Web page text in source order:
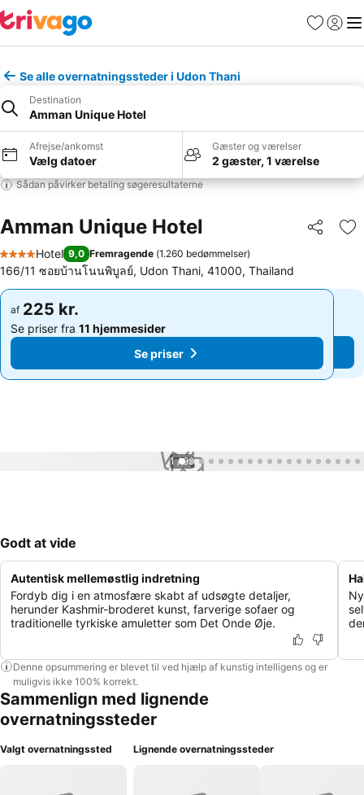
Favoritter
Log ind
Se alle overnatningssteder i Udon Thani
Destination
Amman Unique Hotel
Afrejse/ankomst
Vælg datoer
Gæster og værelser
2 gæster, 1 værelse
Sådan påvirker betaling søgeresultaterne
Amman Unique Hotel Del
4 Stjerner
Hotel 9,0 Fremragende (1.260 bedømmelser)
166/11 ซอยบ้านโนนพิบูลย์, Udon Thani, 41000, Thailand
af 225 kr.
Se priser fra 11 hjemmesider
Se priser
af 225 kr.
Se priser fra 11 hjemmesider
Se priser
1 / 99
Godt at vide
Autentisk mellemøstlig indretning
Fordyb dig i en atmosfære skabt af udsøgte detaljer,
herunder Kashmir-broderet kunst, farverige sofaer og
traditionelle tyrkiske amuletter som Det Onde Øje.
Denne opsummering er blevet til ved hjælp af kunstig intelligens og er
muligvis ikke 100% korrekt.
Sammenlign med lignende
overnatningssteder
Valgt overnatningssted Lignende overnatningssteder